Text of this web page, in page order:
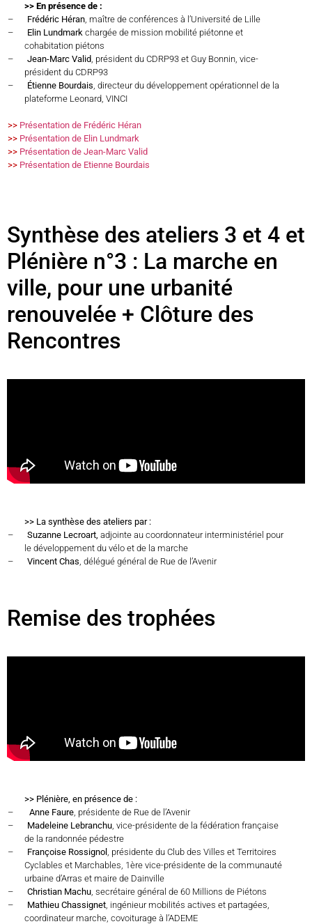
>> En présence de :
–
Frédéric Héran, maître de conférences à l’Université de Lille
–
Elin Lundmark chargée de mission mobilité piétonne et
cohabitation piétons
–
Jean-Marc Valid, président du CDRP93 et Guy Bonnin, vice-
président du CDRP93
–
Étienne Bourdais, directeur du développement opérationnel de la
plateforme Leonard, VINCI
>> Présentation de Frédéric Héran
>> Présentation de Elin Lundmark
>> Présentation de Jean-Marc Valid
>> Présentation de Etienne Bourdais
Synthèse des ateliers 3 et 4 et
Plénière n°3 : La marche en
ville, pour une urbanité
renouvelée + Clôture des
Rencontres
>> La synthèse des ateliers par :
–
Suzanne Lecroart, adjointe au coordonnateur interministériel pour
le développement du vélo et de la marche
–
Vincent Chas, délégué général de Rue de l’Avenir
Remise des trophées
>> Plénière, en présence de :
–
Anne Faure, présidente de Rue de l’Avenir
–
Madeleine Lebranchu, vice-présidente de la fédération française
de la randonnée pédestre
–
Françoise Rossignol , présidente du Club des Villes et Territoires
Cyclables et Marchables, 1ère vice-présidente de la communauté
urbaine d’Arras et maire de Dainville
–
Christian Machu, secrétaire général de 60 Millions de Piétons
–
Mathieu Chassignet, ingénieur mobilités actives et partagées,
coordinateur marche, covoiturage à l’ADEME